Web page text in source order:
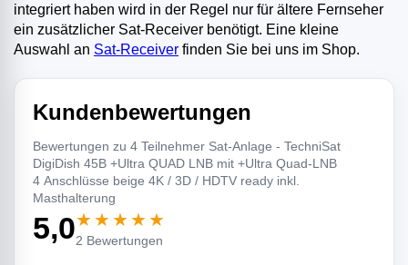
integriert haben wird in der Regel nur für ältere Fernseher
ein zusätzlicher Sat-Receiver benötigt. Eine kleine
Auswahl an Sat-Receiver finden Sie bei uns im Shop.
Kundenbewertungen
Bewertungen zu 4 Teilnehmer Sat-Anlage - TechniSat
DigiDish 45B +Ultra QUAD LNB mit +Ultra Quad-LNB
4 Anschlüsse beige 4K / 3D / HDTV ready inkl.
Masthalterung
5,0★★★★★
2 Bewertungen